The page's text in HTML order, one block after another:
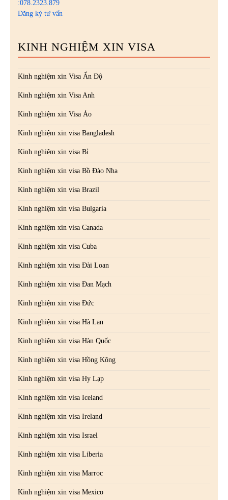
:078.2323.879
Đăng ký tư vấn
KINH NGHIỆM XIN VISA
Kinh nghiệm xin Visa Ấn Độ
Kinh nghiệm xin Visa Anh
Kinh nghiệm xin Visa Áo
Kinh nghiệm xin visa Bangladesh
Kinh nghiệm xin visa Bỉ
Kinh nghiệm xin visa Bồ Đào Nha
Kinh nghiệm xin visa Brazil
Kinh nghiệm xin visa Bulgaria
Kinh nghiệm xin visa Canada
Kinh nghiệm xin visa Cuba
Kinh nghiệm xin visa Đài Loan
Kinh nghiệm xin visa Đan Mạch
Kinh nghiệm xin visa Đức
Kinh nghiệm xin visa Hà Lan
Kinh nghiệm xin visa Hàn Quốc
Kinh nghiệm xin visa Hồng Kông
Kinh nghiệm xin visa Hy Lạp
Kinh nghiệm xin visa Iceland
Kinh nghiệm xin visa Ireland
Kinh nghiệm xin visa Israel
Kinh nghiệm xin visa Liberia
Kinh nghiệm xin visa Marroc
Kinh nghiệm xin visa Mexico